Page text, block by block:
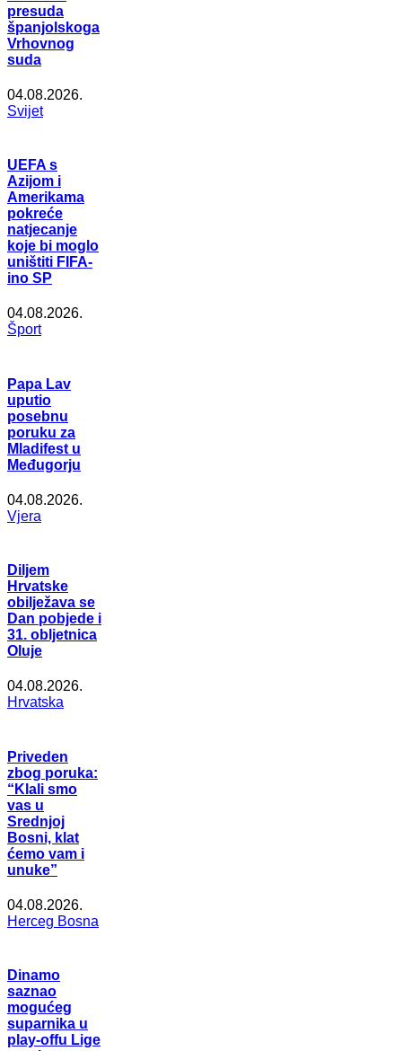
presuda
španjolskoga
Vrhovnog
suda
04.08.2026.
Svijet
UEFA s
Azijom i
Amerikama
pokreće
natjecanje
koje bi moglo
uništiti FIFA-
ino SP
04.08.2026.
Šport
Papa Lav
uputio
posebnu
poruku za
Mladifest u
Međugorju
04.08.2026.
Vjera
Diljem
Hrvatske
obilježava se
Dan pobjede i
31. obljetnica
Oluje
04.08.2026.
Hrvatska
Priveden
zbog poruka:
“Klali smo
vas u
Srednjoj
Bosni, klat
ćemo vam i
unuke”
04.08.2026.
Herceg Bosna
Dinamo
saznao
mogućeg
suparnika u
play-offu Lige